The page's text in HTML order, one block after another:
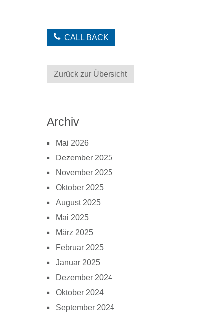
CALL BACK
Zurück zur Übersicht
Archiv
Mai 2026
Dezember 2025
November 2025
Oktober 2025
August 2025
Mai 2025
März 2025
Februar 2025
Januar 2025
Dezember 2024
Oktober 2024
September 2024